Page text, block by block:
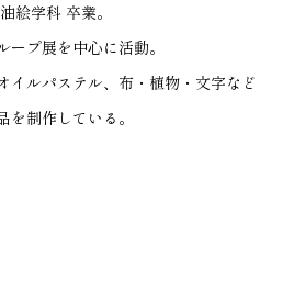
絵学科 卒業。
プ展を中心に活動。
イルパステル、布・植物・文字など
制作している。